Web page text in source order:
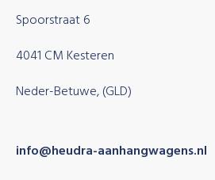
Spoorstraat 6
4041 CM Kesteren
Neder-Betuwe, (GLD)
info@heudra-aanhangwagens.nl